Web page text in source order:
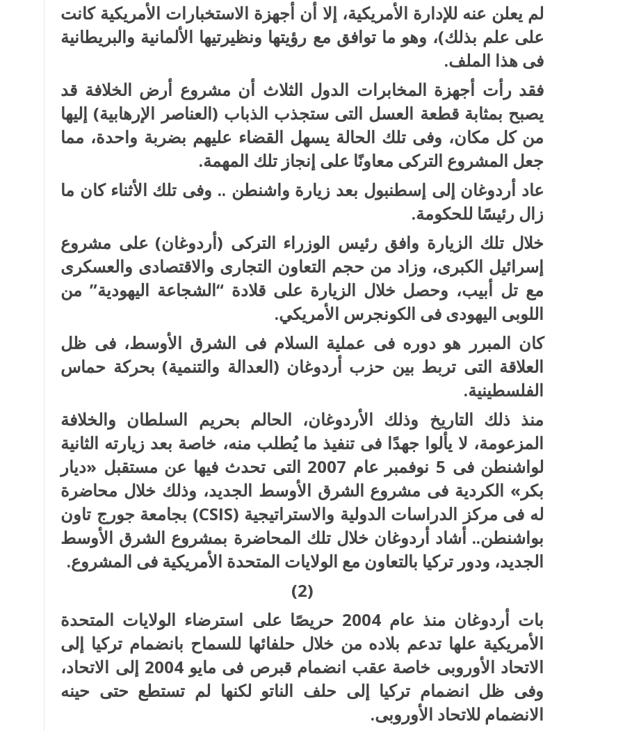
لم يعلن عنه للإدارة الأمريكية، إلا أن أجهزة الاستخبارات الأمريكية كانت
على علم بذلك)، وهو ما توافق مع رؤيتها ونظيرتيها الألمانية والبريطانية
فى هذا الملف.
فقد رأت أجهزة المخابرات الدول الثلاث أن مشروع أرض الخلافة قد
يصبح بمثابة قطعة العسل التى ستجذب الذباب (العناصر الإرهابية) إليها
من كل مكان، وفى تلك الحالة يسهل القضاء عليهم بضربة واحدة، مما
جعل المشروع التركى معاونًا على إنجاز تلك المهمة.
عاد أردوغان إلى إسطنبول بعد زيارة واشنطن .. وفى تلك الأثناء كان ما
زال رئيسًا للحكومة.
خلال تلك الزيارة وافق رئيس الوزراء التركى (أردوغان) على مشروع
إسرائيل الكبرى، وزاد من حجم التعاون التجارى والاقتصادى والعسكرى
مع تل أبيب، وحصل خلال الزيارة على قلادة “الشجاعة اليهودية” من
اللوبى اليهودى فى الكونجرس الأمريكي.
كان المبرر هو دوره فى عملية السلام فى الشرق الأوسط، فى ظل
العلاقة التى تربط بين حزب أردوغان (العدالة والتنمية) بحركة حماس
الفلسطينية.
منذ ذلك التاريخ وذلك الأردوغان، الحالم بحريم السلطان والخلافة
المزعومة، لا يألوا جهدًا فى تنفيذ ما يُطلب منه، خاصة بعد زيارته الثانية
لواشنطن فى 5 نوفمبر عام 2007 التى تحدث فيها عن مستقبل «ديار
بكر» الكردية فى مشروع الشرق الأوسط الجديد، وذلك خلال محاضرة
له فى مركز الدراسات الدولية والاستراتيجية (CSIS) بجامعة جورج تاون
بواشنطن.. أشاد أردوغان خلال تلك المحاضرة بمشروع الشرق الأوسط
الجديد، ودور تركيا بالتعاون مع الولايات المتحدة الأمريكية فى المشروع.
(2)
بات أردوغان منذ عام 2004 حريصًا على استرضاء الولايات المتحدة
الأمريكية علها تدعم بلاده من خلال حلفائها للسماح بانضمام تركيا إلى
الاتحاد الأوروبى خاصة عقب انضمام قبرص فى مايو 2004 إلى الاتحاد،
وفى ظل انضمام تركيا إلى حلف الناتو لكنها لم تستطع حتى حينه
الانضمام للاتحاد الأوروبى.